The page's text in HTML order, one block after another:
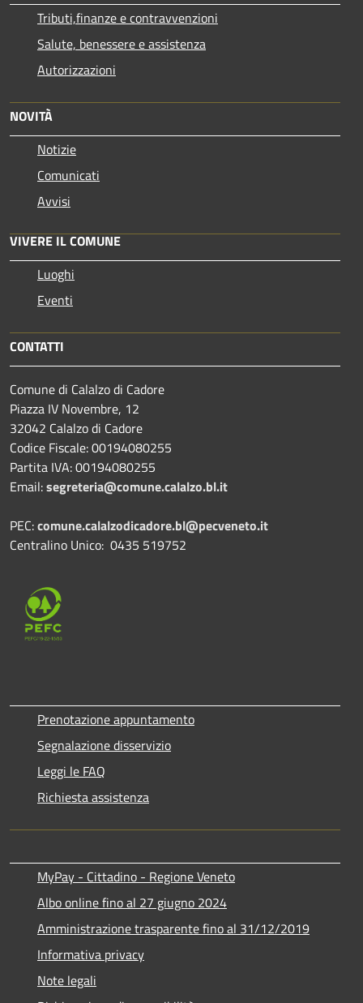
Tributi,finanze e contravvenzioni
Salute, benessere e assistenza
Autorizzazioni
NOVITÀ
Notizie
Comunicati
Avvisi
VIVERE IL COMUNE
Luoghi
Eventi
CONTATTI
Comune di Calalzo di Cadore
Piazza IV Novembre, 12
32042 Calalzo di Cadore
Codice Fiscale: 00194080255
Partita IVA: 00194080255
Email:segreteria@comune.calalzo.bl.it
PEC:comune.calalzodicadore.bl@pecveneto.it
Centralino Unico: 0435 519752
Prenotazione appuntamento
Segnalazione disservizio
Leggi le FAQ
Richiesta assistenza
MyPay - Cittadino - Regione Veneto
Albo online fino al 27 giugno 2024
Amministrazione trasparente fino al 31/12/2019
Informativa privacy
Note legali